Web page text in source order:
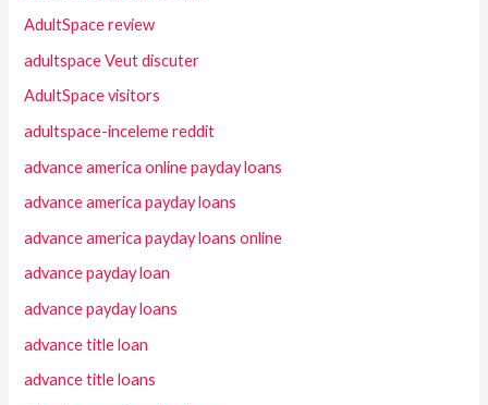
AdultSpace review
adultspace Veut discuter
AdultSpace visitors
adultspace-inceleme reddit
advance america online payday loans
advance america payday loans
advance america payday loans online
advance payday loan
advance payday loans
advance title loan
advance title loans